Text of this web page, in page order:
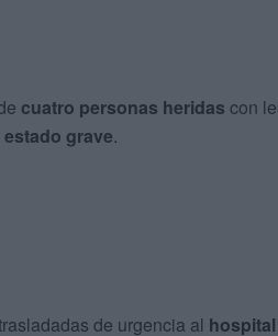
cuatro personas heridas con
estado grave.
de urgencia al hospital